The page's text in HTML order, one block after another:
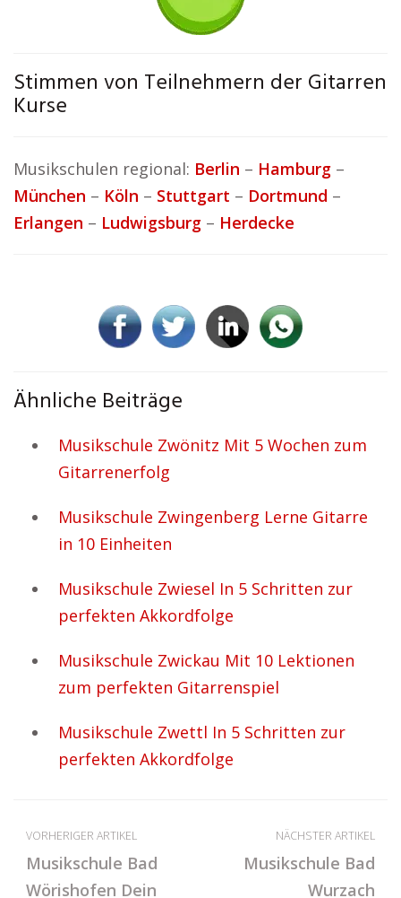
Stimmen von Teilnehmern der Gitarren
Kurse
Musikschulen regional: Berlin – Hamburg –
München – Köln – Stuttgart – Dortmund –
Erlangen – Ludwigsburg – Herdecke
Ähnliche Beiträge
Musikschule Zwönitz Mit 5 Wochen zum
Gitarrenerfolg
Musikschule Zwingenberg Lerne Gitarre
in 10 Einheiten
Musikschule Zwiesel In 5 Schritten zur
perfekten Akkordfolge
Musikschule Zwickau Mit 10 Lektionen
zum perfekten Gitarrenspiel
Musikschule Zwettl In 5 Schritten zur
perfekten Akkordfolge
VORHERIGER ARTIKEL
Musikschule Bad
Wörishofen Dein
NÄCHSTER ARTIKEL
Musikschule Bad
Wurzach